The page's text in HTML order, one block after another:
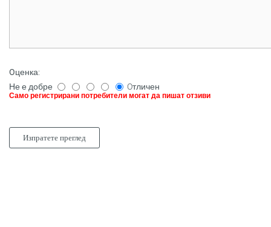
Само регистрирани потребители могат да пишат отзиви
Oценка:
Не е добре
Oтличен